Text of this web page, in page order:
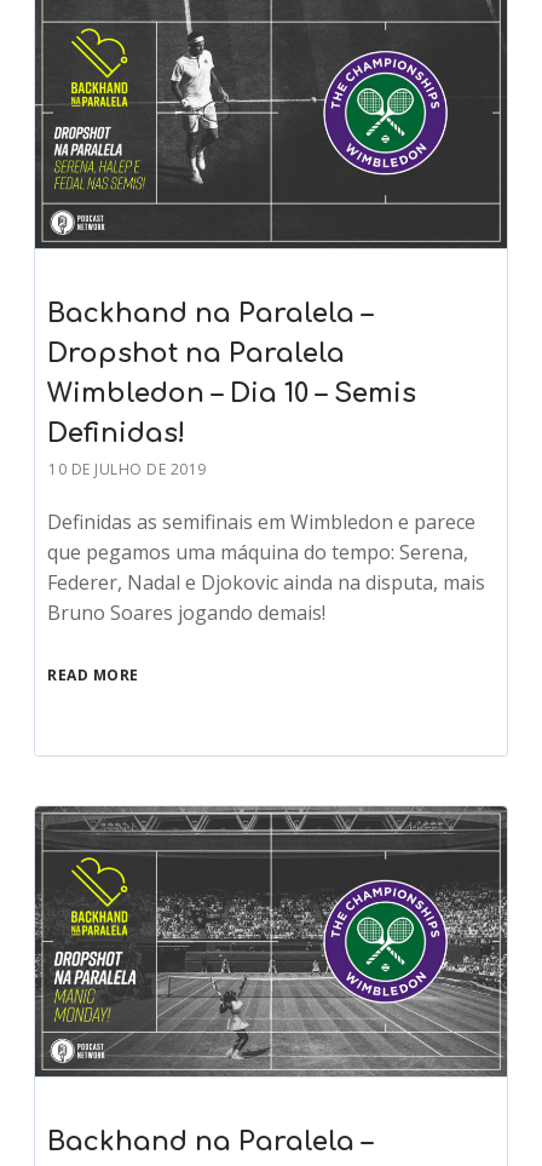
Backhand na Paralela –
Dropshot na Paralela
Wimbledon – Dia 10 – Semis
Definidas!
10 DE JULHO DE 2019
Definidas as semifinais em Wimbledon e parece
que pegamos uma máquina do tempo: Serena,
Federer, Nadal e Djokovic ainda na disputa, mais
Bruno Soares jogando demais!
READ MORE
Backhand na Paralela –